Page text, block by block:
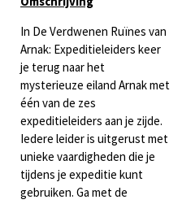
In De Verdwenen Ruïnes van
Arnak: Expeditieleiders keer
je terug naar het
mysterieuze eiland Arnak met
één van de zes
expeditieleiders aan je zijde.
Iedere leider is uitgerust met
unieke vaardigheden die je
tijdens je expeditie kunt
gebruiken. Ga met de